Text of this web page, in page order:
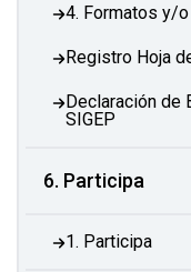
4. Formatos y/
Registro Hoja
Declaración de
SIGEP
6. Participa
1. Participa